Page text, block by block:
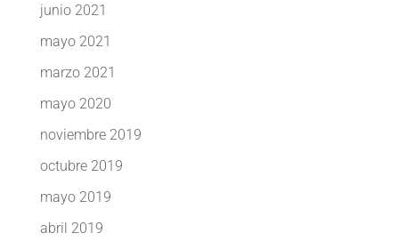
junio 2021
mayo 2021
marzo 2021
mayo 2020
noviembre 2019
octubre 2019
mayo 2019
abril 2019